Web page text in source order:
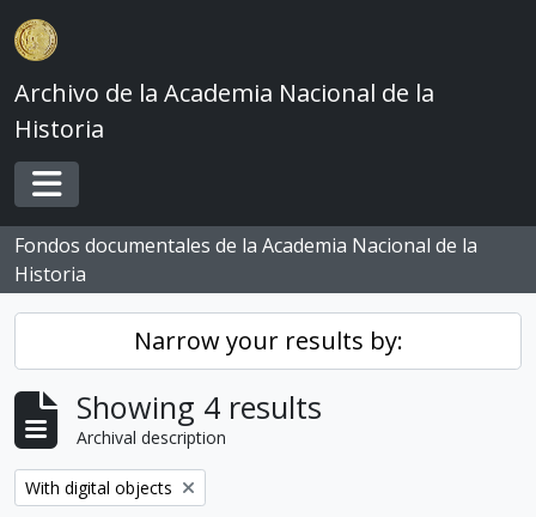
Skip to main content
Archivo de la Academia Nacional de la
Historia
Toggle navigation
Fondos documentales de la Academia Nacional de la
Historia
Narrow your results by:
Showing 4 results
Archival description
Remove filter:
With digital objects